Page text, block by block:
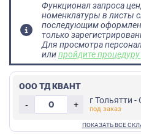
Функционал запроса
номенклатуры в листы
последующим
только
Для просмотра
илипройдите
ООО ТД КВАНТ
-
+ г Тольятти